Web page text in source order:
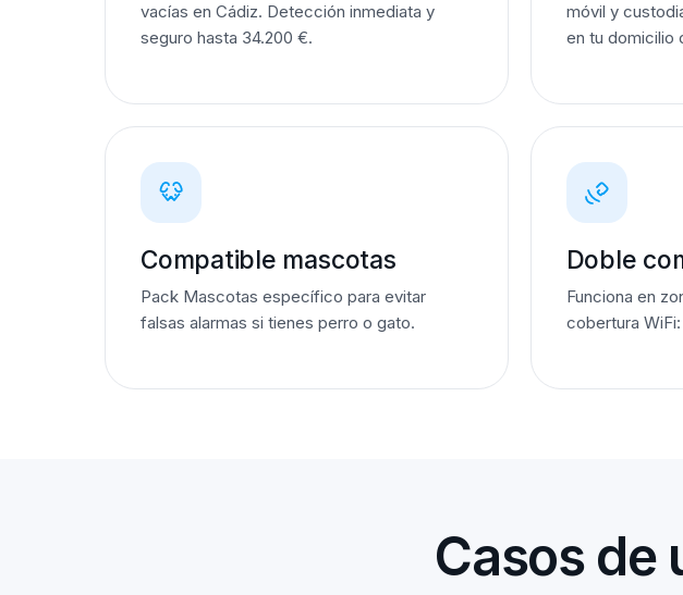
vacías en Cádiz. Detección inmediata y
seguro hasta 34.200 €.
móvil y
en tu domicilio
Compatible mascotas
Pack Mascotas específico para evitar
falsas alarmas si tienes perro o gato.
Doble
Funciona en
cobertura
Casos de